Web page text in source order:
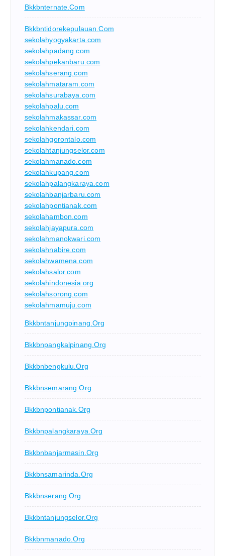
Bkkbnternate.com
Bkkbntidorekepulauan.com
sekolahyogyakarta.com
sekolahpadang.com
sekolahpekanbaru.com
sekolahserang.com
sekolahmataram.com
sekolahsurabaya.com
sekolahpalu.com
sekolahmakassar.com
sekolahkendari.com
sekolahgorontalo.com
sekolahtanjungselor.com
sekolahmanado.com
sekolahkupang.com
sekolahpalangkaraya.com
sekolahbanjarbaru.com
sekolahpontianak.com
sekolahambon.com
sekolahjayapura.com
sekolahmanokwari.com
sekolahnabire.com
sekolahwamena.com
sekolahsalor.com
sekolahindonesia.org
sekolahsorong.com
sekolahmamuju.com
Bkkbntanjungpinang.org
Bkkbnpangkalpinang.org
Bkkbnbengkulu.org
Bkkbnsemarang.org
Bkkbnpontianak.org
Bkkbnpalangkaraya.org
Bkkbnbanjarmasin.org
Bkkbnsamarinda.org
Bkkbnserang.org
Bkkbntanjungselor.org
Bkkbnmanado.org